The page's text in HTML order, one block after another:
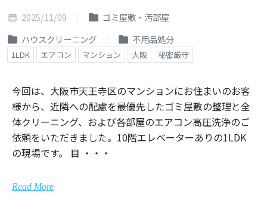
2025/11/09
ゴミ屋敷・汚部屋
ハウスクリーニング
不用品処分
1LDK エアコン マンション 大阪 秘密厳守
今回は、大阪市天王寺区のマンションにお住まいのお客
様から、近隣への配慮を最優先したゴミ屋敷の整理と全
体クリーニング、および各部屋のエアコン高圧洗浄のご
依頼をいただきました。10階エレベーターありの1LDK
の現場です。 目 ・・・
Read More